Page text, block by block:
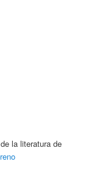
la literatura de